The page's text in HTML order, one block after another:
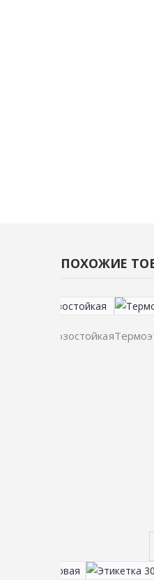
ПОХОЖИЕ
ТОП, морозостойкая